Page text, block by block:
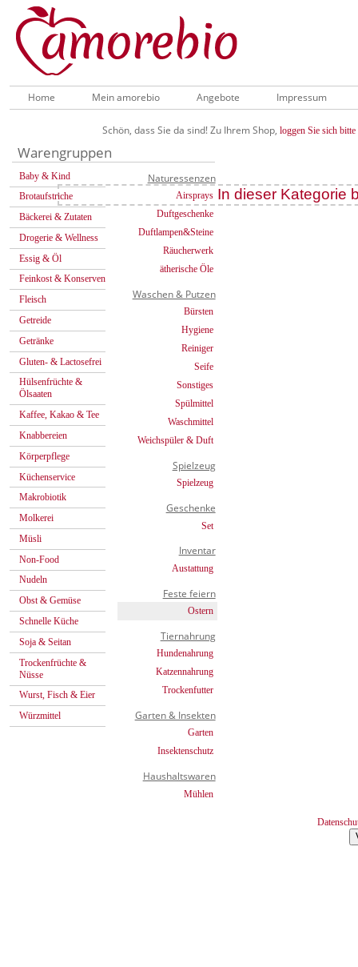
Home Mein amorebio Angebote Impressum
Schön, dass Sie da sind! Zu Ihrem Shop, loggen Sie sich bitte
Warengruppen
Baby & Kind
Brotaufstriche
Bäckerei & Zutaten
Drogerie & Wellness
Essig & Öl
Feinkost & Konserven
Fleisch
Getreide
Getränke
Gluten- & Lactosefrei
Hülsenfrüchte &
Ölsaaten
Kaffee, Kakao & Tee
Knabbereien
Körperpflege
Küchenservice
Makrobiotik
Molkerei
Müsli
Non-Food
Nudeln
Obst & Gemüse
Schnelle Küche
Soja & Seitan
Trockenfrüchte &
Nüsse
Wurst, Fisch & Eier
Würzmittel
Naturessenzen
Airsprays
Duftgeschenke
Duftlampen&Steine
Räucherwerk
ätherische Öle
Waschen & Putzen
Bürsten
Hygiene
Reiniger
Seife
Sonstiges
Spülmittel
Waschmittel
Weichspüler & Duft
Spielzeug
Spielzeug
Geschenke
Set
Inventar
Austattung
Feste feiern
Ostern
Tiernahrung
Hundenahrung
Katzennahrung
Trockenfutter
Garten & Insekten
Garten
Insektenschutz
Haushaltswaren
Mühlen
In dieser Kategorie